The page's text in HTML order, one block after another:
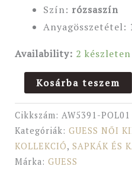
Szín: rózsaszín
Anyagösszetétel:
Availability: 2 készleten
Kosárba teszem
Cikkszám: AW5391-POL01
Kategóriák: GUESS NŐI
KOLLEKCIÓ, SAPKÁK ÉS
Márka: GUESS